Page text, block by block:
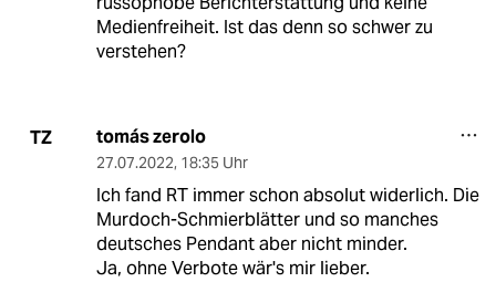
Medienfreiheit. Ist das denn so schwer zu
verstehen?
TZ tomás zerolo
27.07.2022, 18:35 Uhr
Ich fand RT immer schon absolut widerlich. Die
Murdoch-Schmierblätter und so manches
deutsches Pendant aber nicht minder.
Ja, ohne Verbote wär's mir lieber.